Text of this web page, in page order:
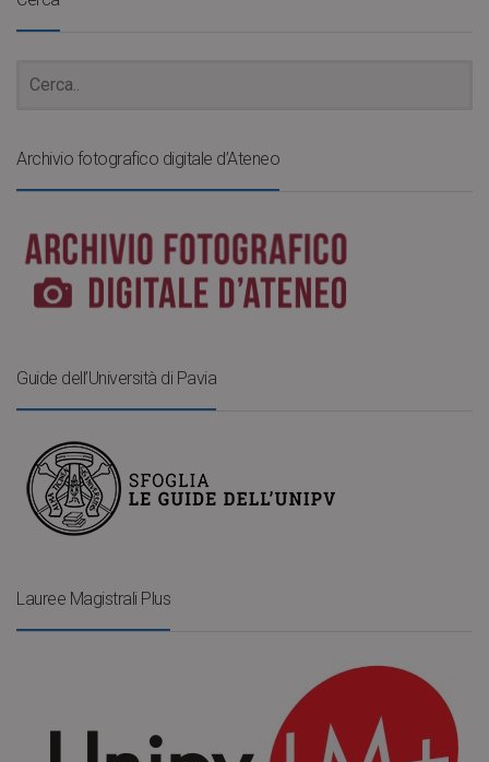
Archivio fotografico digitale d’Ateneo
Guide dell’Università di Pavia
Lauree Magistrali Plus